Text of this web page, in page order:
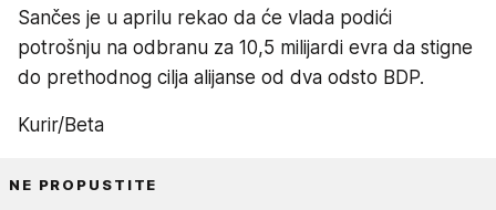
Sančes je u aprilu rekao da će vlada podići
potrošnju na odbranu za 10,5 milijardi evra da stigne
do prethodnog cilja alijanse od dva odsto BDP.
Kurir/Beta
NE PROPUSTITE